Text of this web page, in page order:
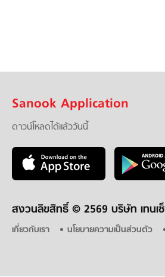
Sanook Application
ดาวน์โหลดได้แล้ววันนี้
สงวนลิขสิทธิ์ © 2569 บริษัท เทนเ
เกี่ยวกับเรา นโยบายความเป็นส่วนตัว